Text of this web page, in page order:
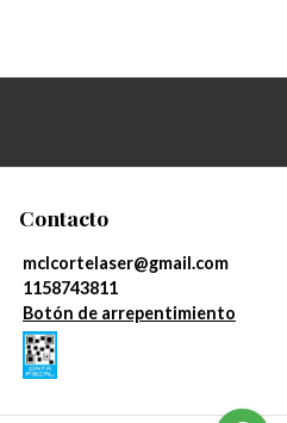
Contacto
mclcortelaser@gmail.com
1158743811
Botón de arrepentimiento